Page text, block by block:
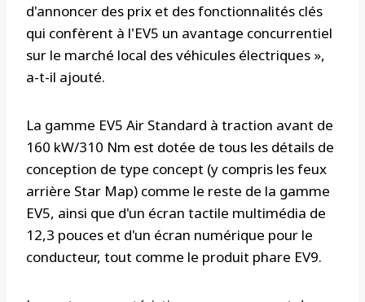
d'annoncer des prix et des fonctionnalités clés
qui confèrent à l'EV5 un avantage concurrentiel
sur le marché local des véhicules électriques »,
a-t-il ajouté.
La gamme EV5 Air Standard à traction avant de
160 kW/310 Nm est dotée de tous les détails de
conception de type concept (y compris les feux
arrière Star Map) comme le reste de la gamme
EV5, ainsi que d'un écran tactile multimédia de
12,3 pouces et d'un écran numérique pour le
conducteur, tout comme le produit phare EV9.